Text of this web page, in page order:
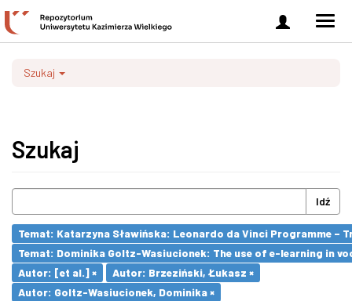
Zaloguj
się
Szukaj
Szukaj
Idź
Temat: Katarzyna Sławińska: Leonardo da Vinci Programme
Temat: Dominika Goltz-Wasiucionek: The use of e-learning in
Autor: [et al.] ×
Autor: Brzeziński, Łukasz ×
Autor: Goltz-Wasiucionek, Dominika ×